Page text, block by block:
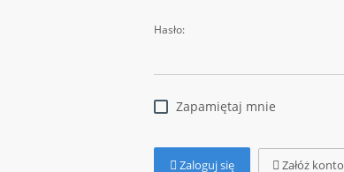
Hasło:
Zapamiętaj mnie
Zaloguj się Załóż konto